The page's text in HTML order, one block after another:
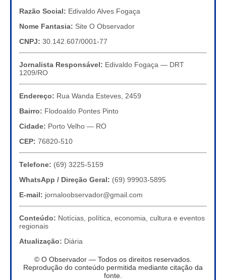
Razão Social: Edivaldo Alves Fogaça
Nome Fantasia: Site O Observador
CNPJ: 30.142.607/0001-77
Jornalista Responsável: Edivaldo Fogaça — DRT
1209/RO
Endereço: Rua Wanda Esteves, 2459
Bairro: Flodoaldo Pontes Pinto
Cidade: Porto Velho — RO
CEP: 76820-510
Telefone: (69) 3225-5159
WhatsApp / Direção Geral: (69) 99903-5895
E-mail: jornaloobservador@gmail.com
Conteúdo: Notícias, política, economia, cultura e eventos
regionais
Atualização: Diária
© O Observador — Todos os direitos reservados.
Reprodução do conteúdo permitida mediante citação da
fonte.